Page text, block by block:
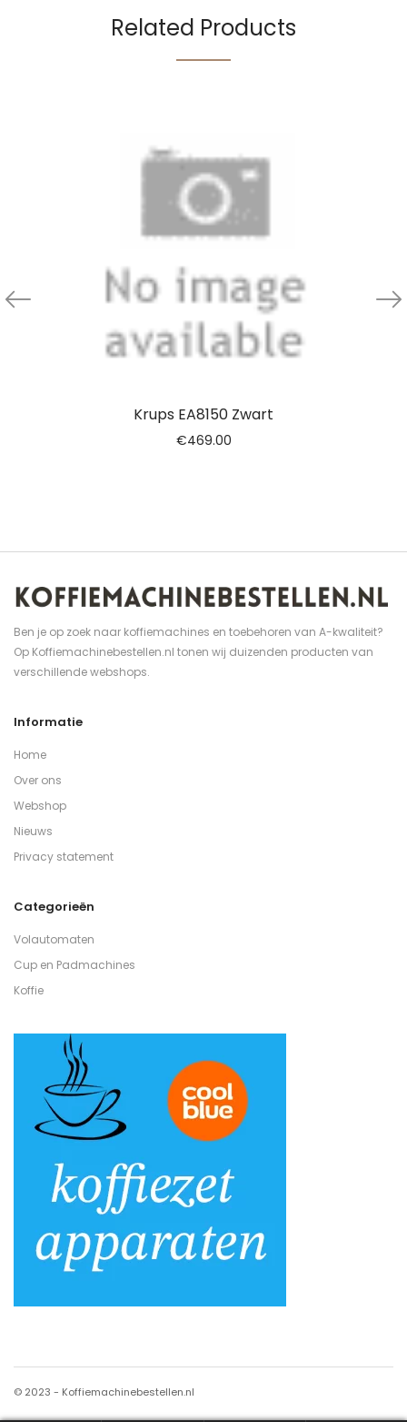
Related Products
Krups EA8150 Zwart
€469.00
Ben je op zoek naar koffiemachines en toebehoren van A-kwaliteit?
Op Koffiemachinebestellen.nl tonen wij duizenden producten van
verschillende webshops.
Informatie
Home
Over ons
Webshop
Nieuws
Privacy statement
Categorieën
Volautomaten
Cup en Padmachines
Koffie
© 2023 - Koffiemachinebestellen.nl